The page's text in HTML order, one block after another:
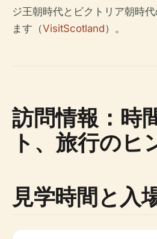
ジ王朝時代とビクトリア朝時
ます（VisitScotland）。
訪問情報：時
ト、旅行のヒ
見学時間と入